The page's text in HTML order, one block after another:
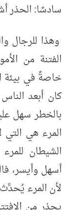
سادسًا: الحذر
وهذا للرجال
الفتنة من
خاصةً في بيئة
كان أبعد
بالخطر سهل
المرء هي التي
الشيطان
أسهل وأيسر،
لأن المرء يُحدِّث